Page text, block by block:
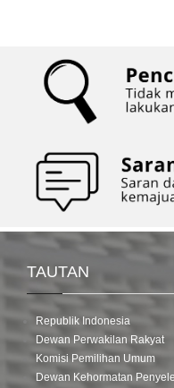
TAUTAN
Republik Indonesia
Dewan Perwakilan Rakyat
Komisi Pemilihan Umum
Dewan Kehormatan